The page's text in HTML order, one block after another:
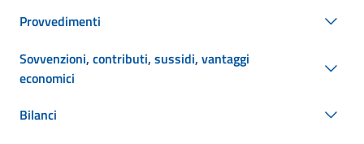
Provvedimenti
Sovvenzioni, contributi, sussidi, vantaggi
economici
Bilanci